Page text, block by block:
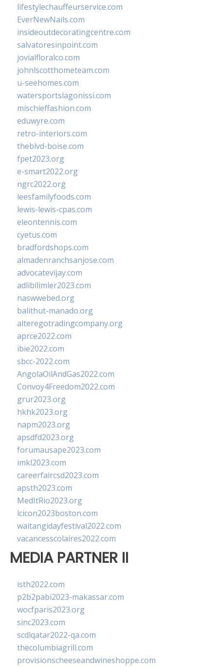
lifestylechauffeurservice.com
EverNewNails.com
insideoutdecoratingcentre.com
salvatoresinpoint.com
jovialfloralco.com
johnlscotthometeam.com
u-seehomes.com
watersportslagonissi.com
mischieffashion.com
eduwyre.com
retro-interiors.com
theblvd-boise.com
fpet2023.org
e-smart2022.org
ngrc2022.org
leesfamilyfoods.com
lewis-lewis-cpas.com
eleontennis.com
cyetus.com
bradfordshops.com
almadenranchsanjose.com
advocatevijay.com
adlibilimler2023.com
naswwebed.org
balithut-manado.org
alteregotradingcompany.org
aprce2022.com
ibie2022.com
sbcc-2022.com
AngolaOilAndGas2022.com
Convoy4Freedom2022.com
grur2023.org
hkhk2023.org
napm2023.org
apsdfd2023.org
forumausape2023.com
imkl2023.com
careerfaircsd2023.com
apsth2023.com
MedItRio2023.org
lcicon2023boston.com
waitangidayfestival2022.com
vacancesscolaires2022.com
MEDIA PARTNER II
isth2022.com
p2b2pabi2023-makassar.com
wocfparis2023.org
sinc2023.com
scdlqatar2022-qa.com
thecolumbiagrill.com
provisionscheeseandwineshoppe.com